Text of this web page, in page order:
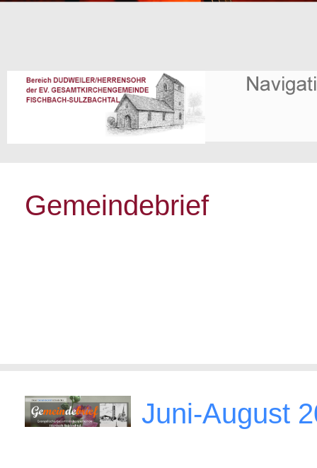
Gemeindebrief
Juni-August